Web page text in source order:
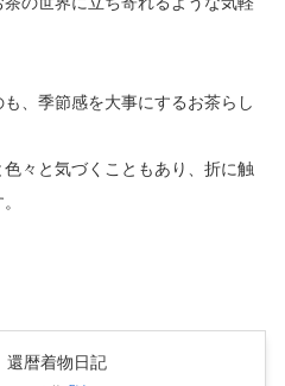
、季節感を大事にするお茶らし
色々と気づくこともあり、折に触
還暦着物日記